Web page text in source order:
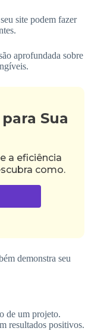
site podem fazer
aprofundada sobre
Sua
a eficiência
como.
demonstra seu
de um projeto.
resultados positivos.